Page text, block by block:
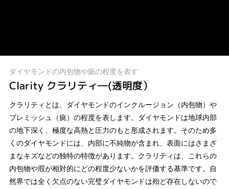
ダイヤモンドの内包物や疵の程度を表す
Clarity クラリティ―(透明度）
クラリティとは、ダイヤモンドのインクルージョン（内包物）や
ブレミッシュ（疵）の程度を表します。ダイヤモンドは地球内部
の地下深く、極度な高熱と圧力のもと形成されます。そのため多
くのダイヤモンドには、内部に不純物が含まれ、表面にはさまざ
まなキズなどの独特の特徴があります。クラリティは、これらの
内包物や瑕が相対的にどの程度少ないかを評価する基準です。自
然界では全く欠点のない完璧ダイヤモンドは殆ど存在しないので